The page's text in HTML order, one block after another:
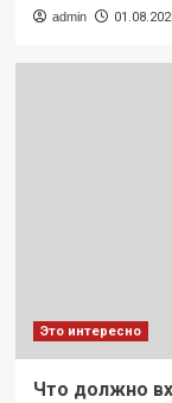
admin
Это интересно
Что должно